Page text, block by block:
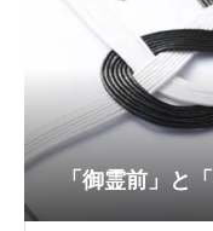
「御霊前」と